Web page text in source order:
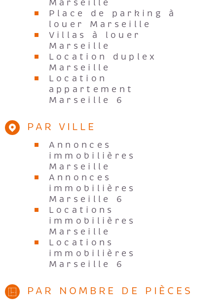
Marseille
Place de parking à
louer Marseille
Villas à louer
Marseille
Location duplex
Marseille
Location
appartement
Marseille 6
PAR VILLE
Annonces
immobilières
Marseille
Annonces
immobilières
Marseille 6
Locations
immobilières
Marseille
Locations
immobilières
Marseille 6
PAR NOMBRE DE PIÈCES